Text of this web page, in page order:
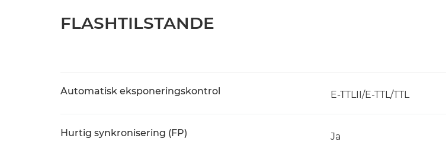
FLASHTILSTANDE
Automatisk eksponeringskontrol E-TTLII/E-TTL/TTL
Hurtig synkronisering (FP) Ja